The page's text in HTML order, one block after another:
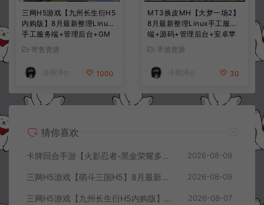
三网H5游戏【九州长生衍H5
内购版】8月最新整理Linux
手工服务端+管理后台+GM
授权后台+简易安卓客户端
+详细搭建教程+视频教程
寄售资源
冷雨泽ღ 1000
MT3换皮MH【大梦一场2】
8月最新整理Linux手工服务
端+源码+管理后台+安卓苹
果双端+详细搭建教程+视频
教程
手游资源
冷雨泽ღ 30
猜你喜欢
卡牌回合手游【火影忍者-黑金荣耀多区跨服平台币内购版】8月最新整理Linux手工服务端+CDK授权后台+安卓+详细搭建教程+视频教程 2026-08-09
三网H5游戏【萌斗三国H5】8月最新整理Win一键服务端+GM充值后台+简易安卓客户端+详细搭建教程+视频教程 2026-08-09
三网H5游戏【九州长生衍H5内购版】8月最新整理Linux手工服务端+管理后台+GM授权后台+简易安卓客户端+详细搭建教程+视频教程 2026-08-07